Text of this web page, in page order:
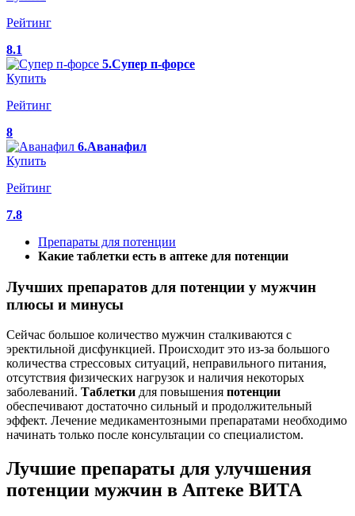
Рейтинг
8.1
5.Супер п-форсе
Купить
Рейтинг
8
6.Аванафил
Купить
Рейтинг
7.8
Препараты для потенции
Какие таблетки есть в аптеке для потенции
Лучших препаратов для потенции у мужчин
плюсы и минусы
Сейчас большое количество мужчин сталкиваются с
эректильной дисфункцией. Происходит это из-за большого
количества стрессовых ситуаций, неправильного питания,
отсутствия физических нагрузок и наличия некоторых
заболеваний. Таблетки для повышения потенции
обеспечивают достаточно сильный и продолжительный
эффект. Лечение медикаментозными препаратами необходимо
начинать только после консультации со специалистом.
Лучшие препараты для улучшения
потенции мужчин в Аптеке ВИТА